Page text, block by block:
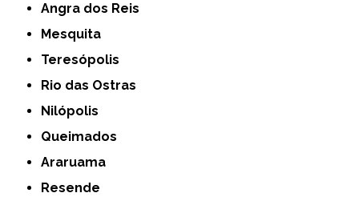
Angra dos Reis
Mesquita
Teresópolis
Rio das Ostras
Nilópolis
Queimados
Araruama
Resende